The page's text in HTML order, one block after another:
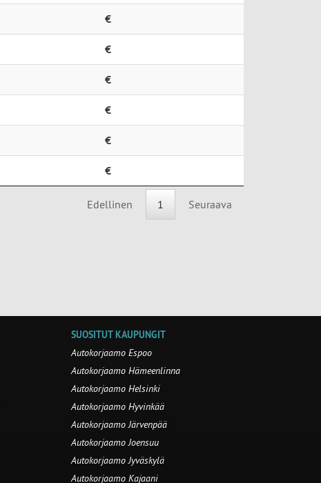
€
€
€
€
€
€
Edellinen 1 Seuraava
SUOSITUT KAUPUNGIT
Autokorjaamo Espoo
Autokorjaamo Hämeenlinna
Autokorjaamo Helsinki
Autokorjaamo Hyvinkää
Autokorjaamo Järvenpää
Autokorjaamo Joensuu
Autokorjaamo Jyväskylä
Autokorjaamo Kajaani